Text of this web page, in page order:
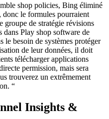
shop policies, Bing éliminé
donc le formules pourraient
de stratégie révisions
dans Play shop software de
le besoin de systèmes protéger
de leur données, il doit
télécharger applications
permission, mais sera
trouverez un extrêmement
“
Insights &